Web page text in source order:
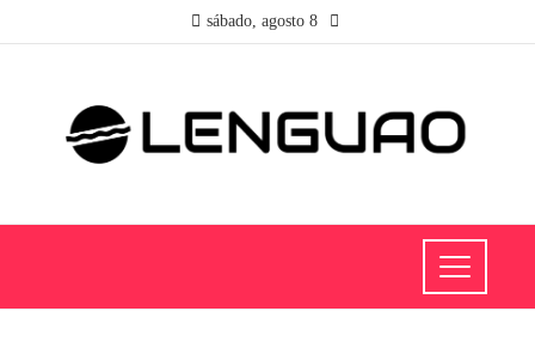
sábado, agosto 8